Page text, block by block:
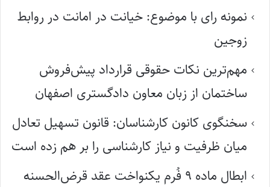
نمونه رای با موضوع: خیانت در امانت در روابط
زوجین
مهم‌ترین نکات حقوقی قرارداد پیش‌فروش
ساختمان از زبان معاون دادگستری اصفهان
سخنگوی کانون کارشناسان: قانون تسهیل تعادل
میان ظرفیت و نیاز کارشناسی را بر هم زده است
ابطال ماده ۹ فُرم یکنواخت عقد قرض‌الحسنه